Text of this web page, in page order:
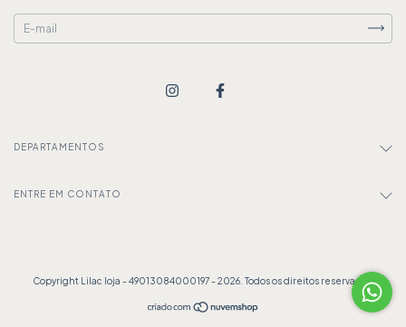
DEPARTAMENTOS
ENTRE EM CONTATO
Copyright Lilac loja - 49013084000197 - 2026. Todos os direitos reservados.